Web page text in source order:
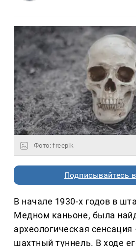
Фото: freepik
Подписывайтесь
В начале 1930-х годов в
Медном каньоне, была
археологическая
шахтный туннель. В ходе